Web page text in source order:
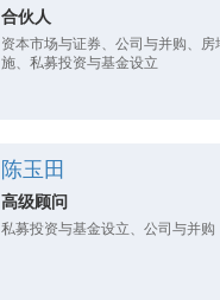
合伙人
资本市场与证券、公司与并购、房
施、私募投资与基金设立
陈玉田
高级顾问
私募投资与基金设立、公司与并购